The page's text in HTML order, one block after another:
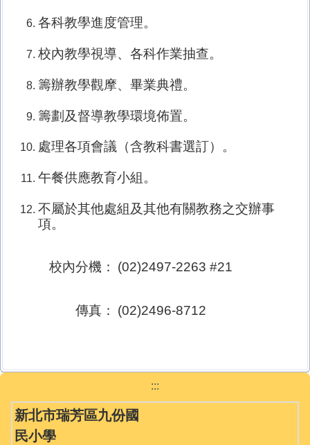
各科教學進度管理。
校內教學視導、各科作業抽查。
籌辦教學觀摩、畢業典禮。
籌劃及督導教學環境佈置。
處理各項會議（含教科書選訂）。
午餐供應教育小組。
不屬於其他處組及其他有關教務之交辦事
項。
校內分機： (02)2497-2263 #21
傳真： (02)2496-8712
:::
新北市瑞芳區九份國
民小學